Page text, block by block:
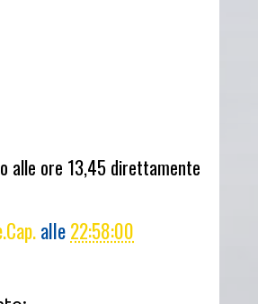
alle ore 13,45 direttamente
alle22:58:00